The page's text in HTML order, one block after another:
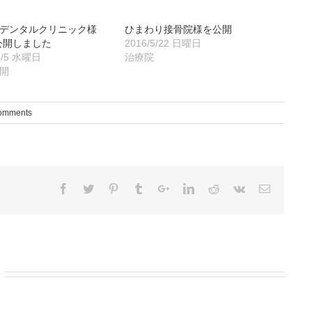
ンタルクリニック様
しました
水曜日
ひまわり接骨院様を公開
2016/5/22 日曜日
治療院